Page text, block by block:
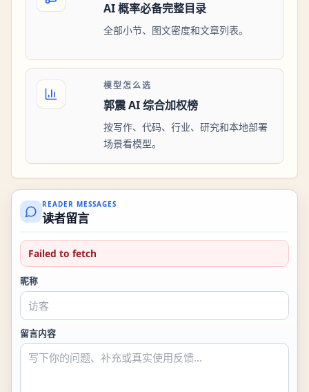
AI 概率必备完整目录
全部小节、图文密度和文章列表。
模型怎么选
郭震 AI 综合加权榜
按写作、代码、行业、研究和本地部署
场景看模型。
READER MESSAGES
读者留言
Failed to fetch
昵称
留言内容